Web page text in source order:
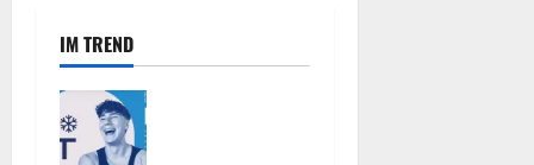
IM TREND